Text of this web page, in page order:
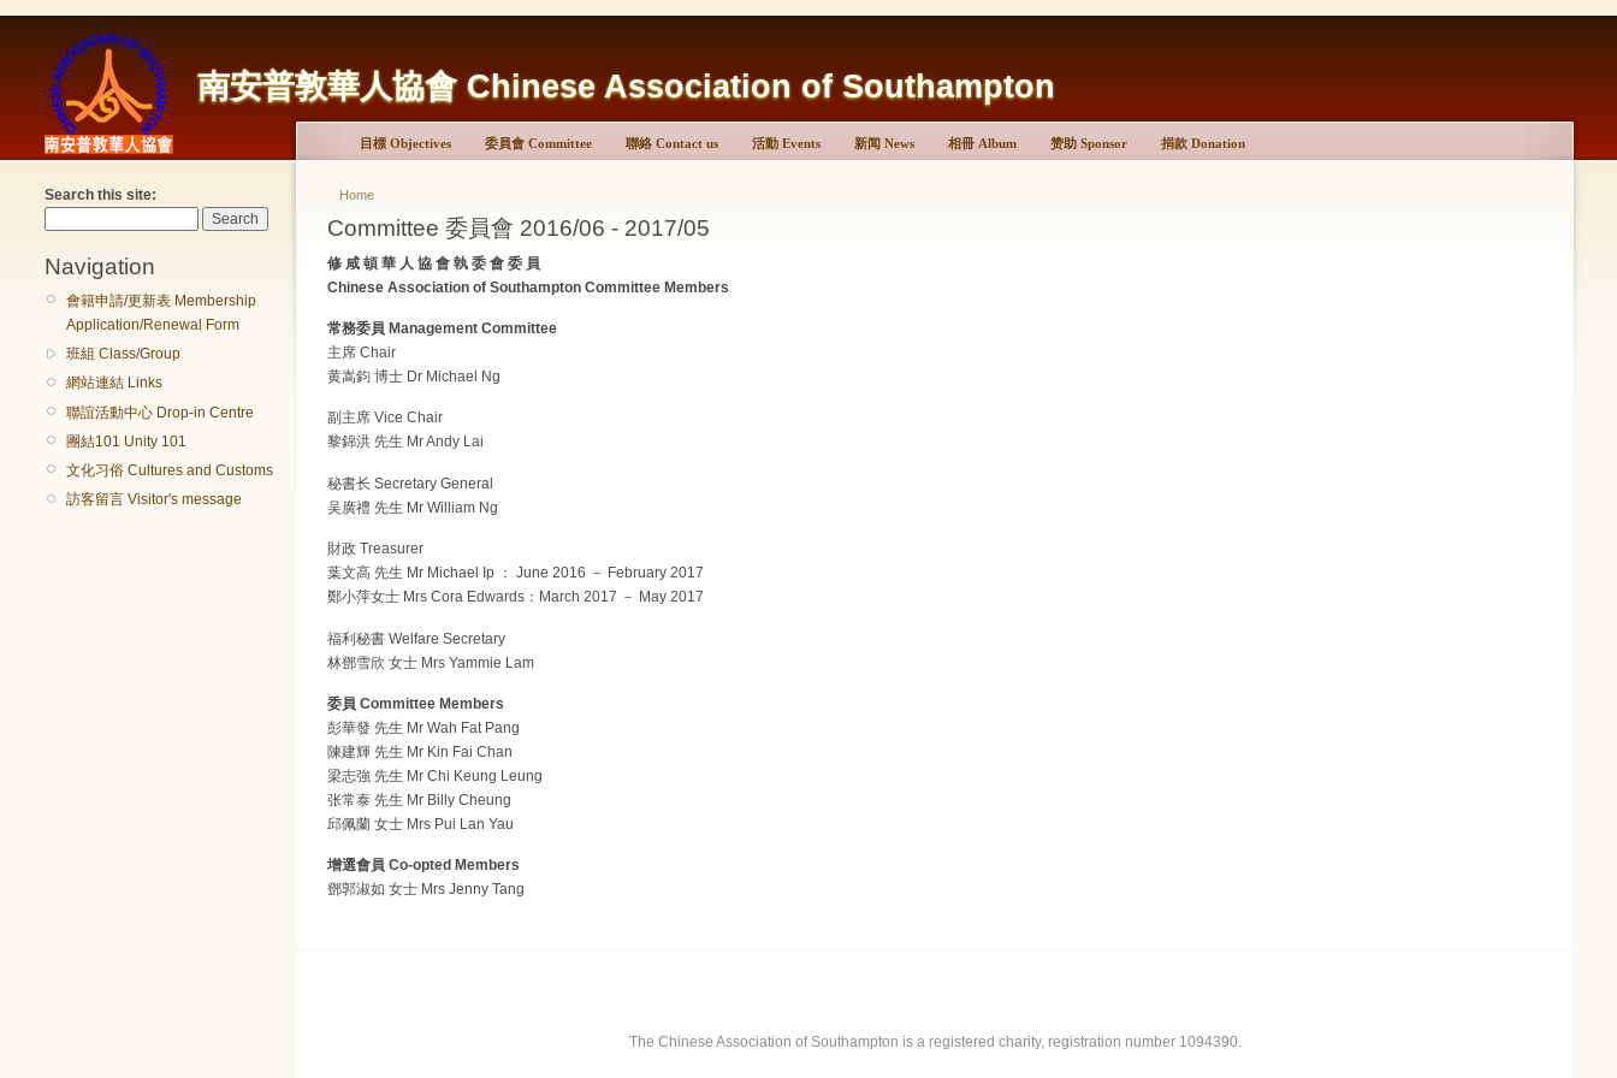
南安普敦華人協會 Chinese Association of Southampton
Search this site:
Navigation
會籍申請/更新表 Membership
Application/Renewal Form
班組 Class/Group
網站連結 Links
聯誼活動中心 Drop-in Centre
團結101 Unity 101
文化习俗 Cultures and Customs
訪客留言 Visitor's message
目標 Objectives 委員會 Committee 聯絡 Contact us 活動 Events 新闻 News 相冊 Album 赞助 Sponsor 捐款 Donation
Home
Committee 委員會 2016/06 - 2017/05
修 咸 頓 華 人 協 會 執 委 會 委 員
Chinese Association of Southampton Committee Members
常務委員 Management Committee
主席 Chair
黄嵩鈞 博士 Dr Michael Ng
副主席 Vice Chair
黎錦洪 先生 Mr Andy Lai
秘書长 Secretary General
吴廣禮 先生 Mr William Ng
財政 Treasurer
葉文高 先生 Mr Michael Ip ： June 2016 － February 2017
鄭小萍女士 Mrs Cora Edwards：March 2017 － May 2017
福利秘書 Welfare Secretary
林鄧雪欣 女士 Mrs Yammie Lam
委員 Committee Members
彭華發 先生 Mr Wah Fat Pang
陳建輝 先生 Mr Kin Fai Chan
梁志強 先生 Mr Chi Keung Leung
张常泰 先生 Mr Billy Cheung
邱佩蘭 女士 Mrs Pui Lan Yau
增選會員 Co-opted Members
鄧郭淑如 女士 Mrs Jenny Tang
The Chinese Association of Southampton is a registered charity, registration number 1094390.